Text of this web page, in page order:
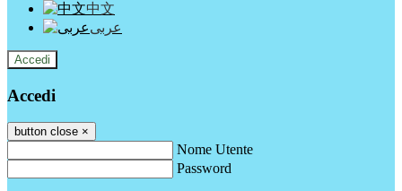
中文
عربى
Accedi
Accedi
button close ×
Nome Utente
Password